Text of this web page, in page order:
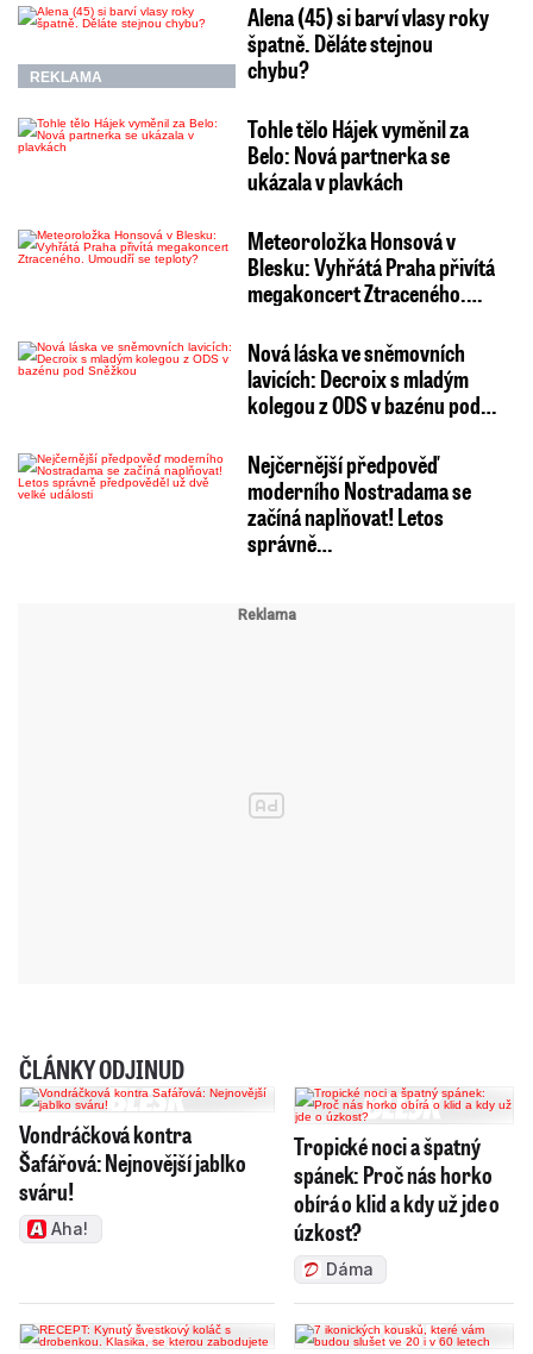
REKLAMA
Alena (45) si barví vlasy roky
špatně. Děláte stejnou
chybu?
Tohle tělo Hájek vyměnil za
Belo: Nová partnerka se
ukázala v plavkách
Meteoroložka Honsová v
Blesku: Vyhřátá Praha přivítá
megakoncert Ztraceného.…
Nová láska ve sněmovních
lavicích: Decroix s mladým
kolegou z ODS v bazénu pod…
Nejčernější předpověď
moderního Nostradama se
začíná naplňovat! Letos
správně…
ČLÁNKY ODJINUD
Vondráčková kontra
Šafářová: Nejnovější jablko
sváru!
Aha!
Tropické noci a špatný
spánek: Proč nás horko
obírá o klid a kdy už jde o
úzkost?
Dáma